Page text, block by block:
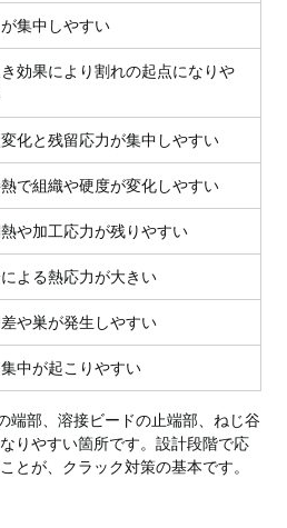
集中しやすい
効果により割れの起点になりや
化と残留応力が集中しやすい
で組織や硬度が変化しやすい
や加工応力が残りやすい
よる熱応力が大きい
や巣が発生しやすい
中が起こりやすい
端部、溶接ビードの止端部、ねじ谷
りやすい箇所です。設計段階で応
とが、クラック対策の基本です。